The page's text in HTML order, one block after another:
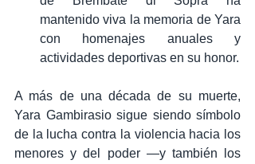
mantenido viva la memoria de Yara
con homenajes anuales y
actividades deportivas en su honor.
A más de una década de su muerte,
Yara Gambirasio sigue siendo símbolo
de la lucha contra la violencia hacia los
menores y del poder —y también los